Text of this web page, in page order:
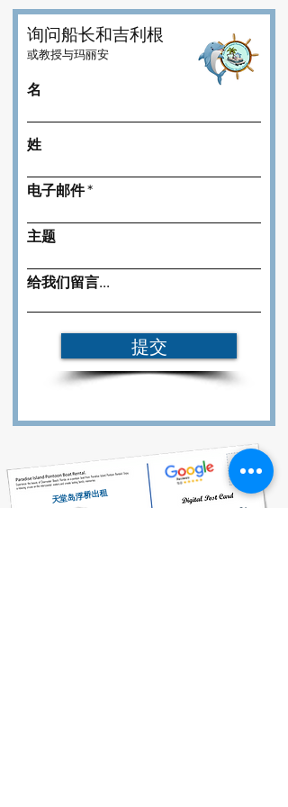
询问船长和吉利根
或教授与玛丽安
名
姓
电子邮件
主题
给我们留言...
提交
天堂岛浮桥出租
Clearwater, FL, USA